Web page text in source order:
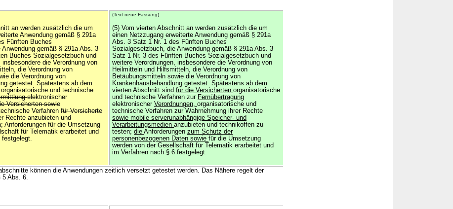
an werden zusätzlich die um
Anwendung gemäß § 291a
Fünften Buches
gemäß § 291a Abs. 3
Buches Sozialgesetzbuch und
insbesondere die Verordnung von
die Verordnung von
die Verordnung von
getestet. Spätestens ab dem
und technische
elektronischer
Versicherten sowie
Verfahren für Versicherte
Rechte anzubieten und
Anforderungen für die Umsetzung
für Telematik erarbeitet und
festgelegt.
(Text neue Fassung)
(5) Vom vierten Abschnitt an werden zusätzlich die um
einen Netzzugang erweiterte Anwendung gemäß § 291a
Abs. 3 Satz 1 Nr. 1 des Fünften Buches
Sozialgesetzbuch, die Anwendung gemäß § 291a Abs. 3
Satz 1 Nr. 3 des Fünften Buches Sozialgesetzbuch und
weitere Verordnungen, insbesondere die Verordnung von
Heilmitteln und Hilfsmitteln, die Verordnung von
Betäubungsmitteln sowie die Verordnung von
Krankenhausbehandlung getestet. Spätestens ab dem
vierten Abschnitt sind für die Versicherten organisatorische
und technische Verfahren zur Fernübertragung
elektronischer Verordnungen, organisatorische und
technische Verfahren zur Wahrnehmung ihrer Rechte
sowie mobile serverunabhängige Speicher- und
Verarbeitungsmedien anzubieten und technikoffen zu
testen; die Anforderungen zum Schutz der
personenbezogenen Daten sowie für die Umsetzung
werden von der Gesellschaft für Telematik erarbeitet und
im Verfahren nach § 6 festgelegt.
können die Anwendungen zeitlich versetzt getestet werden. Das Nähere regelt der
5 Abs. 6.